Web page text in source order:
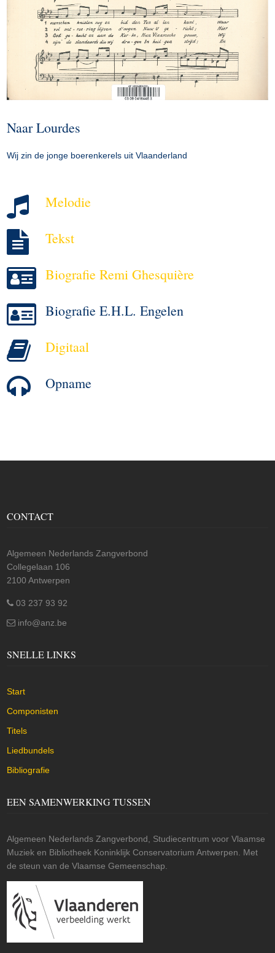
Naar Lourdes
Wij zin de jonge boerenkerels uit Vlaanderland
Melodie
Tekst
Biografie Remi Ghesquière
Biografie E.H.L. Engelen
Digitaal
Opname
CONTACT
Algemeen Nederlands Zangverbond
Collegelaan 106
2100 Antwerpen
03 237 93 92
info@anz.be
SNELLE LINKS
Start
Componisten
Titels
Liedbundels
Bibliografie
EEN SAMENWERKING TUSSEN
Algemeen Nederlands Zangverbond, Studiecentrum voor Vlaamse
Muziek en Bibliotheek Koninklijk Conservatorium Antwerpen. Met
de steun van de Vlaamse Gemeenschap.